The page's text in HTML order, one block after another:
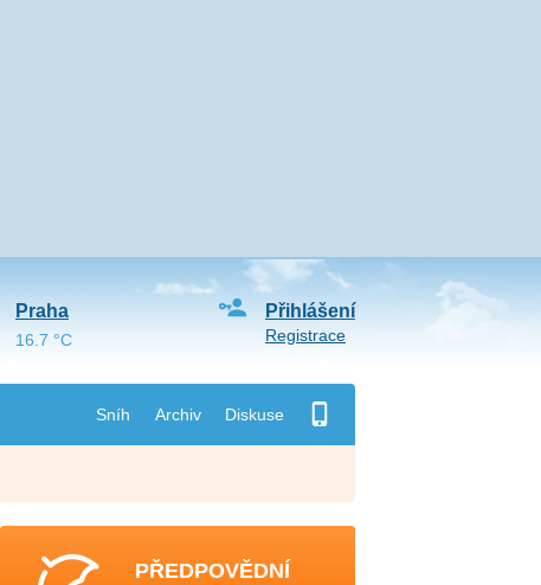
Sníh Archiv Diskuse
Přihlášení
Registrace
Praha
16.7 °C
PŘEDPOVĚDNÍ